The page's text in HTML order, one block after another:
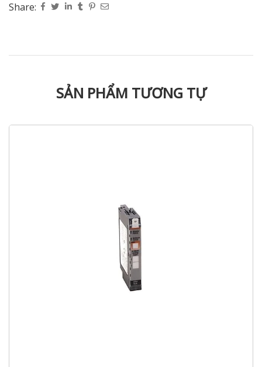
Share:
SẢN PHẨM TƯƠNG TỰ